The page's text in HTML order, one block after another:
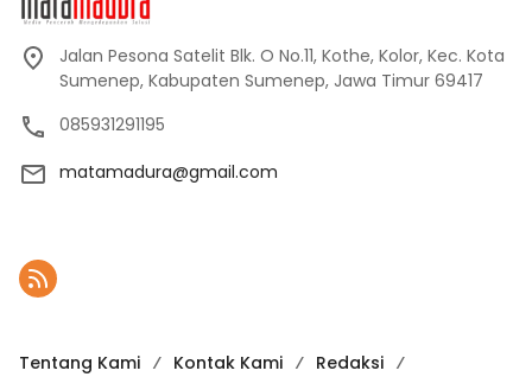
Jalan Pesona Satelit Blk. O No.11, Kothe, Kolor, Kec. Kota
Sumenep, Kabupaten Sumenep, Jawa Timur 69417
085931291195
matamadura@gmail.com
Tentang Kami Kontak Kami Redaksi